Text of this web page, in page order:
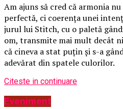
Am ajuns să cred că armonia
perfectă, ci coerența unei
jurul lui Stitch, cu o paletă
om, transmite mai mult decât
că cineva a stat puțin și s-a
adevărat din spatele culorilor.
Citeste in continuare
Eveniment